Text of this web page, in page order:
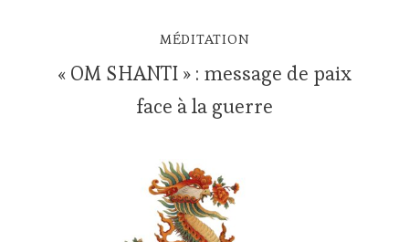
MÉDITATION
« OM SHANTI » : message de paix
face à la guerre